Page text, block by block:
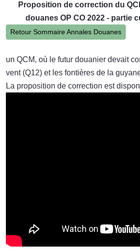
Proposition de correction du
douanes OP CO 2022 - partie
Retour Sommaire Annales Douanes
un QCM, où le futur douanier devait
vent (Q12) et les fontières de la
La proposition de correction est